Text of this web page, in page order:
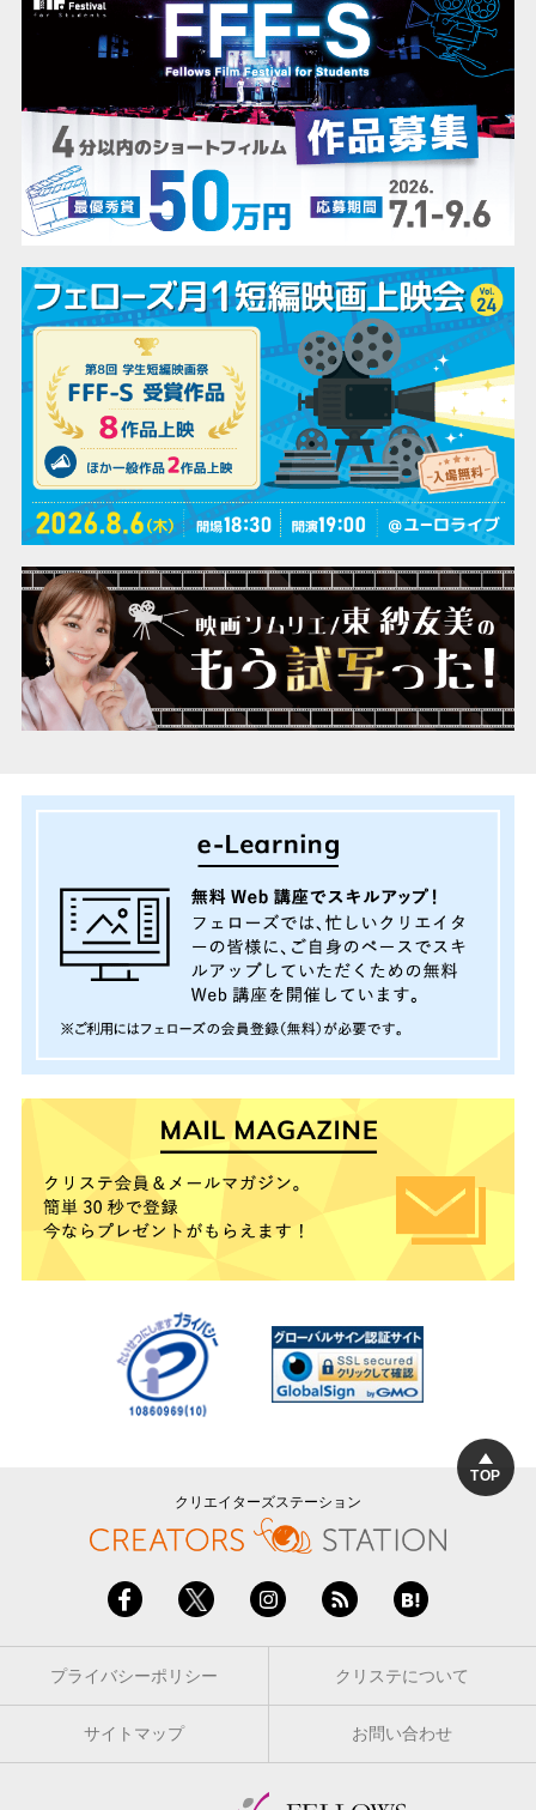
TOP
クリエイターズステーション
プライバシーポリシー クリステについて
サイトマップ お問い合わせ